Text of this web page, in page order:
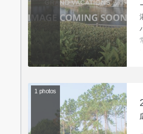
1 photos